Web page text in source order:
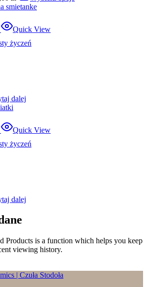
Quick View
życzeń
dalej
Quick View
życzeń
dalej
Products is a function which helps you keep
viewing history.